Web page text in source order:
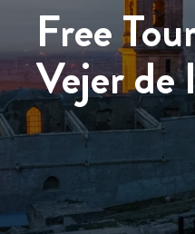
Free
Vejer de